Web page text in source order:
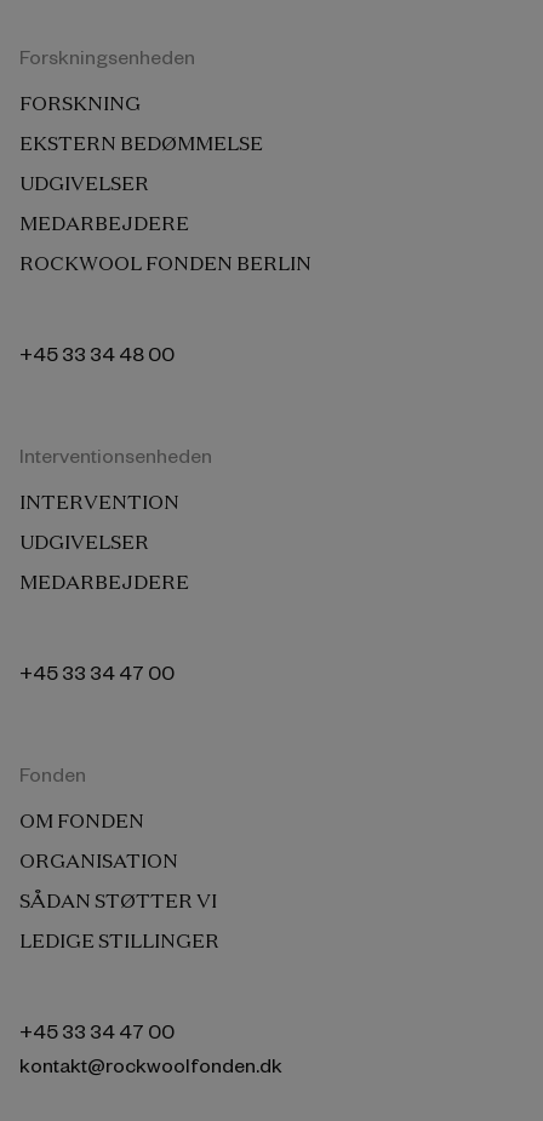
Forskningsenheden
FORSKNING
EKSTERN BEDØMMELSE
UDGIVELSER
MEDARBEJDERE
ROCKWOOL FONDEN BERLIN
+45 33 34 48 00
Interventionsenheden
INTERVENTION
UDGIVELSER
MEDARBEJDERE
+45 33 34 47 00
Fonden
OM FONDEN
ORGANISATION
SÅDAN STØTTER VI
LEDIGE STILLINGER
+45 33 34 47 00
kontakt@rockwoolfonden.dk